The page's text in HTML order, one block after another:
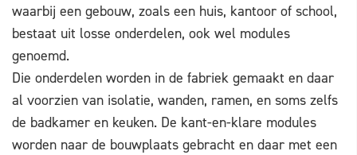
waarbij een gebouw, zoals een huis, kantoor of school,
bestaat uit losse onderdelen, ook wel modules
genoemd.
Die onderdelen worden in de fabriek gemaakt en daar
al voorzien van isolatie, wanden, ramen, en soms zelfs
de badkamer en keuken. De kant-en-klare modules
worden naar de bouwplaats gebracht en daar met een